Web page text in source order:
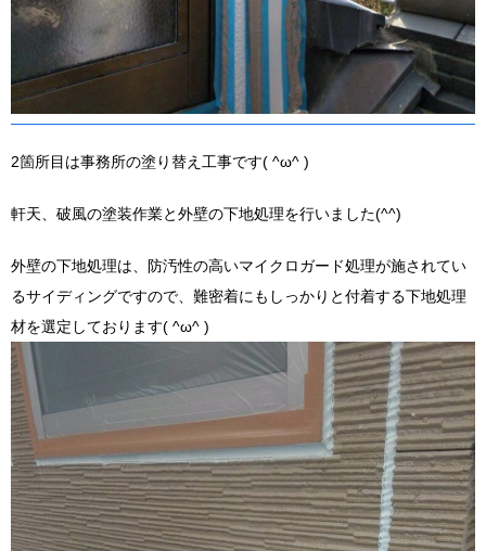
2箇所目は事務所の塗り替え工事です( ^ω^ )
軒天、破風の塗装作業と外壁の下地処理を行いました(^^)
外壁の下地処理は、防汚性の高いマイクロガード処理が施されてい
るサイディングですので、難密着にもしっかりと付着する下地処理
材を選定しております( ^ω^ )